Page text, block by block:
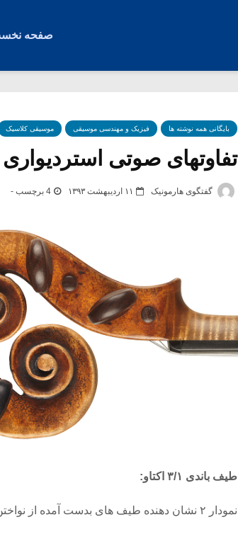
صفحه
بایگانی همه نوشته ها فیزیک و مهندسی موسیقی موسیقی کلاسیک
تفاوتهای صوتی استردیواری
گفتگوی هارمونیک ۱۱ اردیبهشت ۱۳۹۳ 4 برچسب -
طیف باندی ۳/۱ اکتاو:
نمودار ۲ نشان دهنده طیف های بدست آمده از نواختن یک قطعه با استفاده از هر سی ساز است.